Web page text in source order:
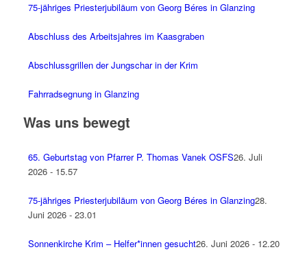
75-jähriges Priesterjubiläum von Georg Béres in Glanzing
Abschluss des Arbeitsjahres im Kaasgraben
Abschlussgrillen der Jungschar in der Krim
Fahrradsegnung in Glanzing
Was uns bewegt
65. Geburtstag von Pfarrer P. Thomas Vanek OSFS26. Juli
2026 - 15.57
75-jähriges Priesterjubiläum von Georg Béres in Glanzing28.
Juni 2026 - 23.01
Sonnenkirche Krim – Helfer*innen gesucht26. Juni 2026 - 12.20